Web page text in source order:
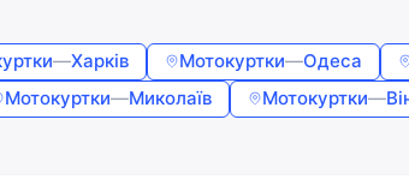
—Харків Мотокуртки—Одеса
Мотокуртки—Миколаїв Мотокуртки—